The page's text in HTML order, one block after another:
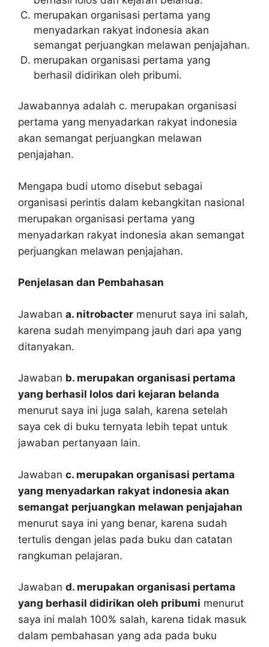
merupakan organisasi pertama yang
menyadarkan rakyat indonesia akan
semangat perjuangkan melawan penjajahan.
merupakan organisasi pertama yang
berhasil didirikan oleh pribumi.
Jawabannya adalah c. merupakan organisasi
pertama yang menyadarkan rakyat indonesia
akan semangat perjuangkan melawan
penjajahan.
Mengapa budi utomo disebut sebagai
organisasi perintis dalam kebangkitan nasional
merupakan organisasi pertama yang
menyadarkan rakyat indonesia akan semangat
perjuangkan melawan penjajahan.
Penjelasan dan Pembahasan
Jawaban a. nitrobacter menurut saya ini salah,
karena sudah menyimpang jauh dari apa yang
ditanyakan.
Jawaban b. merupakan organisasi pertama
yang berhasil lolos dari kejaran belanda
menurut saya ini juga salah, karena setelah
saya cek di buku ternyata lebih tepat untuk
jawaban pertanyaan lain.
Jawaban c. merupakan organisasi pertama
yang menyadarkan rakyat indonesia akan
semangat perjuangkan melawan penjajahan
menurut saya ini yang benar, karena sudah
tertulis dengan jelas pada buku dan catatan
rangkuman pelajaran.
Jawaban d. merupakan organisasi pertama
yang berhasil didirikan oleh pribumi menurut
saya ini malah 100% salah, karena tidak masuk
dalam pembahasan yang ada pada buku